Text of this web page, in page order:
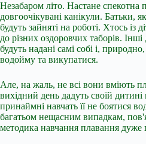
Незабаром літо. Настане спекотна
довгоочікувані канікули. Батьки,
будуть зайняті на роботі. Хтось із
до різних оздоровчих таборів.
будуть надані самі собі і,
водойму та викупатися.
Але, на жаль, не всі вони вміють
вихідний день дадуть своїй
принаймні навчать її не боятися
багатьом нещасним випадкам,
методика навчання плавання дуже